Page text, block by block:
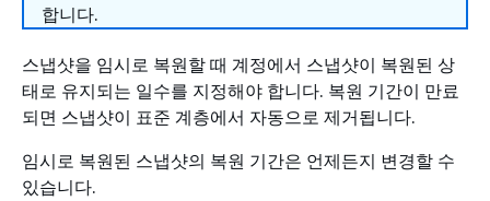
합니다.
스냅샷을 임시로 복원할 때 계정에서 스냅샷이 복원된 상
태로 유지되는 일수를 지정해야 합니다. 복원 기간이 만료
되면 스냅샷이 표준 계층에서 자동으로 제거됩니다.
임시로 복원된 스냅샷의 복원 기간은 언제든지 변경할 수
있습니다.